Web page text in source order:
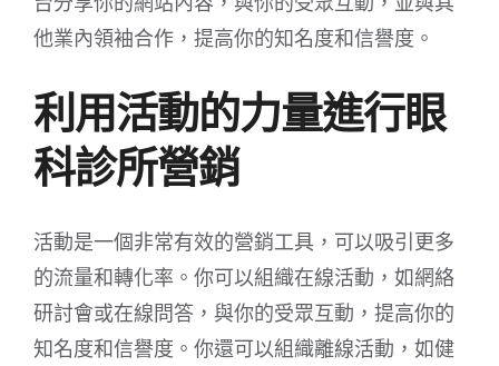
他業內領袖合作，提高你的知名度和信譽度。
利用活動的力量進行眼
科診所營銷
活動是一個非常有效的營銷工具，可以吸引更多
的流量和轉化率。你可以組織在線活動，如網絡
研討會或在線問答，與你的受眾互動，提高你的
知名度和信譽度。你還可以組織離線活動，如健